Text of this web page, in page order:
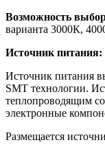
Возможность
варианта 3000К,
Источник питания:
Источник питания
SMT технологии.
теплопроводящим
электронные
Размещается